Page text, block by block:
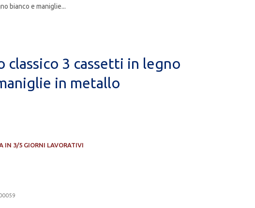
bianco e maniglie...
classico 3 cassetti in legno
in metallo
IN 3/5 GIORNI LAVORATIVI